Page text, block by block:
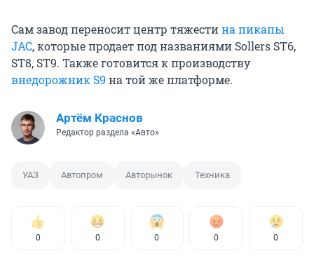
Сам завод переносит центр тяжестина пикапы
JAC, которые продает под названиями Sollers ST6,
ST8, ST9. Также готовится к производству
внедорожник S9 на той же платформе.
Артём Краснов
Редактор раздела «Авто»
УАЗ Автопром Авторынок Техника
0 0 0 0 0